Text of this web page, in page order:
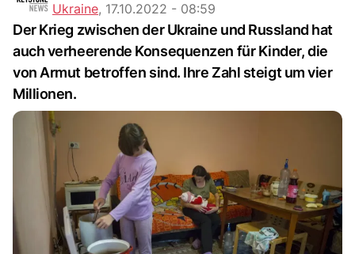
Ukraine, 17.10.2022 - 08:59
Der Krieg zwischen der Ukraine und Russland hat
auch verheerende Konsequenzen für Kinder, die
von Armut betroffen sind. Ihre Zahl steigt um vier
Millionen.